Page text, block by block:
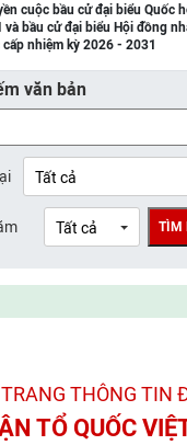
Việt Nam tỉnh Sơn La
Việt Nam tỉnh Thanh
Việt Nam tỉnh Nghệ An
Việt Nam tỉnh Lào
Việt Nam tỉnh Thái
Việt Nam tỉnh Bắc
Việt Nam tỉnh Ninh
Việt Nam tỉnh Quảng
cuộc bầu cử đại biểu Quốc
và bầu cử đại biểu Hội đồng
cấp nhiệm kỳ 2026 - 2031
văn bản
TÌM
TRANG THÔNG TIN
TỔ QUỐC